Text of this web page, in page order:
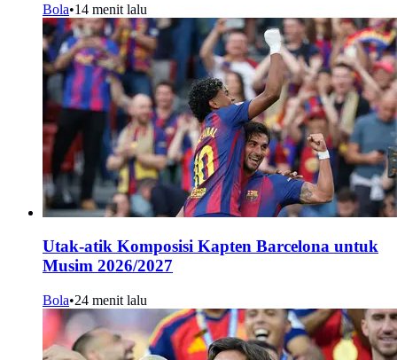
Bola•14 menit lalu
Utak-atik Komposisi Kapten Barcelona untuk
Musim 2026/2027
Bola•24 menit lalu